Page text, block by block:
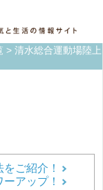
> 清水総合運動場陸上
ご紹介！
アップ！